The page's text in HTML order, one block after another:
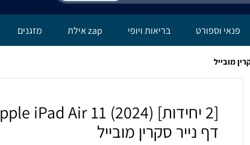
פנאי וספורט בריאות ויופי zap אילת מזגנים
דף נייר סקרין מובייל